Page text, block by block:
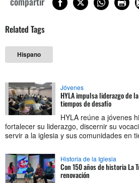
Related Tags
Hispano
Jóvenes
HYLA impulsa liderazgo de
tiempos de desafío
HYLA reúne a jóvenes
fortalecer su liderazgo, discernir su
servir a la iglesia y sus comunidades en
Historia de la Iglesia
Con 150 años de historia La
renovación